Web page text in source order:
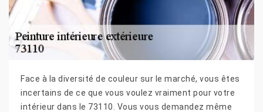
Face à la diversité de couleur sur le marché, vous êtes
incertains de ce que vous voulez vraiment pour votre
intérieur dans le 73110. Vous vous demandez même